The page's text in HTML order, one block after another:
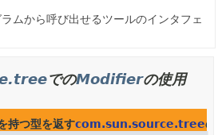
ムから呼び出せるツールのインタフェ
でのModifierの使用
持つ型を返すcom.sun.source.treeの